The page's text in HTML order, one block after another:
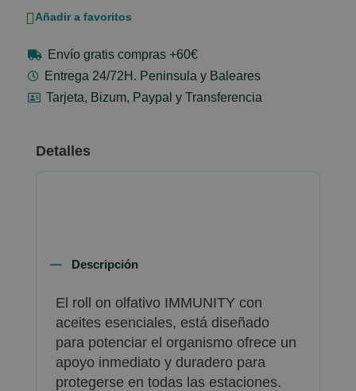
Añadir a favoritos
Envío gratis compras +60€
Entrega 24/72H. Peninsula y Baleares
Tarjeta, Bizum, Paypal y Transferencia
Detalles
Descripción
El roll on olfativo IMMUNITY con
aceites esenciales, está diseñado
para potenciar el organismo ofrece un
apoyo inmediato y duradero para
protegerse en todas las estaciones.